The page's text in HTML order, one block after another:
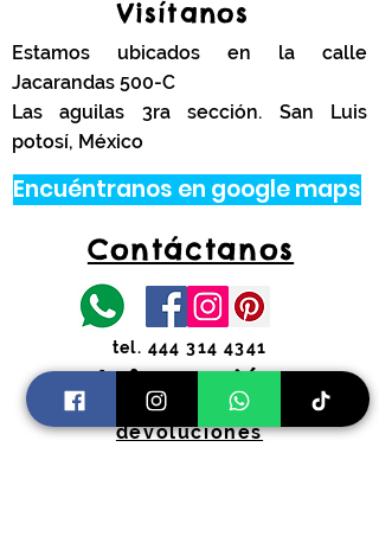
Visítanos
Estamos ubicados en la calle
Jacarandas 500-C
Las aguilas 3ra sección. San Luis
potosí, México
Contáctanos
tel. 444 314 4341
Información
Costos de envíos y
devoluciones
Encuéntranos en google maps